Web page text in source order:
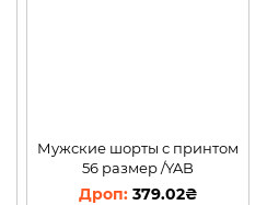
Мужские шорты с принтом
56 размер /YAB
379.02₴